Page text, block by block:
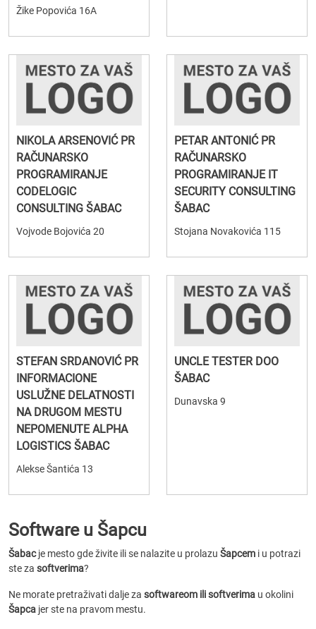
Žike Popovića 16A
NIKOLA ARSENOVIĆ PR
RAČUNARSKO
PROGRAMIRANJE
CODELOGIC
CONSULTING ŠABAC
Vojvode Bojovića 20
PETAR ANTONIĆ PR
RAČUNARSKO
PROGRAMIRANJE IT
SECURITY CONSULTING
ŠABAC
Stojana Novakovića 115
STEFAN SRDANOVIĆ PR
INFORMACIONE
USLUŽNE DELATNOSTI
NA DRUGOM MESTU
NEPOMENUTE ALPHA
LOGISTICS ŠABAC
Alekse Šantića 13
UNCLE TESTER DOO
ŠABAC
Dunavska 9
Software u Šapcu
Šabacje mesto gde živite ili se nalazite u prolazu Šapcem i u potrazi
ste za softverima?
Ne morate pretraživati dalje za softwareom ili softverima u okolini
Šapca jer ste na pravom mestu.